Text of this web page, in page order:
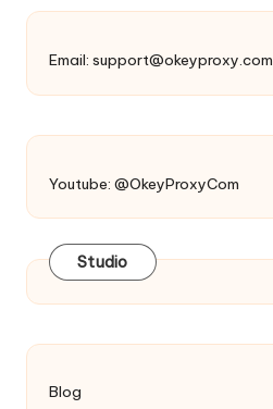
Email: support@okeyproxy.com
Youtube: @OkeyProxyCom
Studio
Blog